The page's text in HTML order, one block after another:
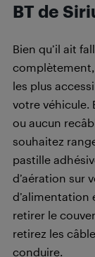
BT de
Bien qu’il ait
complètement,
les plus
votre véhicule.
ou aucun
souhaitez
pastille
d’aération sur
d’alimentation
retirer le
retirez les
conduire.